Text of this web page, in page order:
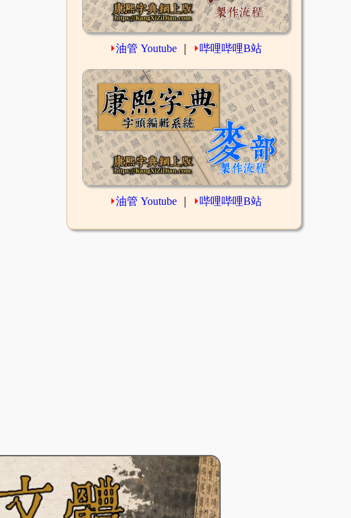
⏵油管 Youtube ⏵哔哩哔哩B站
⏵油管 Youtube ⏵哔哩哔哩B站